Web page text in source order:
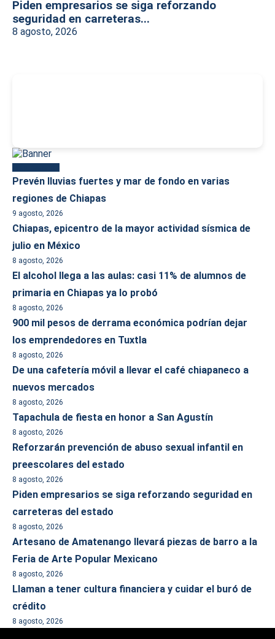
Piden empresarios se siga reforzando
seguridad en carreteras...
8 agosto, 2026
Prevén lluvias fuertes y mar de fondo en varias
regiones de Chiapas
9 agosto, 2026
Chiapas, epicentro de la mayor actividad sísmica de
julio en México
8 agosto, 2026
El alcohol llega a las aulas: casi 11% de alumnos de
primaria en Chiapas ya lo probó
8 agosto, 2026
900 mil pesos de derrama económica podrían dejar
los emprendedores en Tuxtla
8 agosto, 2026
De una cafetería móvil a llevar el café chiapaneco a
nuevos mercados
8 agosto, 2026
Tapachula de fiesta en honor a San Agustín
8 agosto, 2026
Reforzarán prevención de abuso sexual infantil en
preescolares del estado
8 agosto, 2026
Piden empresarios se siga reforzando seguridad en
carreteras del estado
8 agosto, 2026
Artesano de Amatenango llevará piezas de barro a la
Feria de Arte Popular Mexicano
8 agosto, 2026
Llaman a tener cultura financiera y cuidar el buró de
crédito
8 agosto, 2026